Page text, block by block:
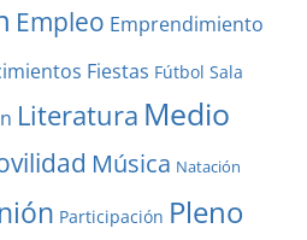
Empleo Emprendimiento
Fiestas Fútbol Sala
Literatura Medio
Música Natación
Participación Pleno